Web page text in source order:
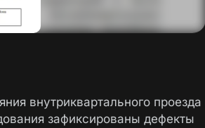
внутриквартального проезда
зафиксированы дефекты